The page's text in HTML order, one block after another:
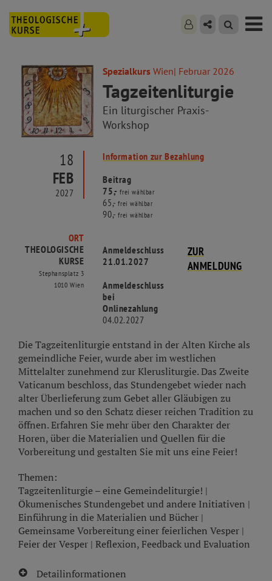
Spezialkurs Wien| Februar 2026
Tagzeitenliturgie
Ein liturgischer Praxis-
Workshop
18
FEB
2027
Information zur Bezahlung
Beitrag
75,- frei wählbar
65,-frei wählbar
90,-frei wählbar
ORT
THEOLOGISCHE
KURSE
Stephansplatz 3
1010 Wien
Anmeldeschluss
21.01.2027
Anmeldeschluss
bei
Onlinezahlung
04.02.2027
ZUR
ANMELDUNG
Die Tagzeitenliturgie entstand in der Alten Kirche als
gemeindliche Feier, wurde aber im westlichen
Mittelalter zunehmend zur Klerusliturgie. Das Zweite
Vaticanum beschloss, das Stundengebet wieder nach
alter Überlieferung zum Gebet aller Gläubigen zu
machen und so den Schatz dieser reichen Tradition zu
öffnen. Erfahren Sie mehr über den Charakter der
Horen, über die Materialien und Quellen für die
Vorbereitung und gestalten Sie mit uns eine Feier!
Themen:
Tagzeitenliturgie – eine Gemeindeliturgie! |
Ökumenisches Stundengebet und andere Initiativen |
Einführung in die Materialien und Bücher |
Gemeinsame Vorbereitung einer feierlichen Vesper |
Feier der Vesper | Reflexion, Feedback und Evaluation
Detailinformationen